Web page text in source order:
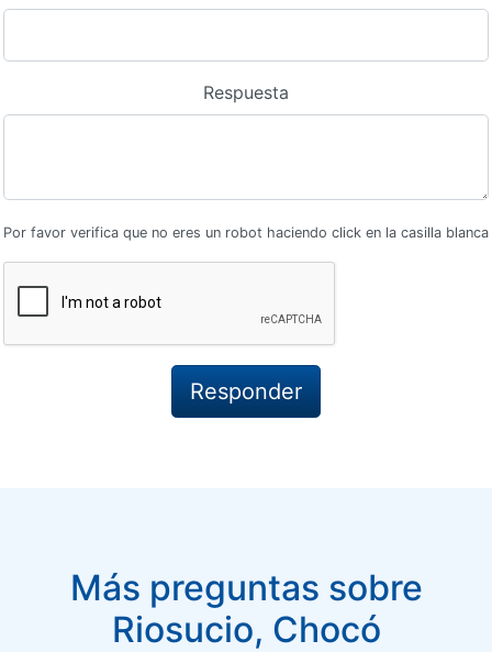
Respuesta
Por favor verifica que no eres un robot haciendo click en la casilla blanca
Más preguntas sobre
Riosucio, Chocó